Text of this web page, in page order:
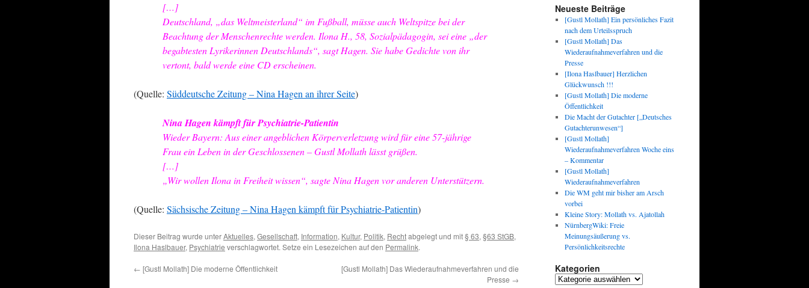
[…]
Deutschland, „das Weltmeisterland“ im Fußball, müsse auch Weltspitze bei der
Beachtung der Menschenrechte werden. Ilona H., 58, Sozialpädagogin, sei eine „der
begabtesten Lyrikerinnen Deutschlands“, sagt Hagen. Sie habe Gedichte von ihr
vertont, bald werde eine CD erscheinen.
(Quelle: Süddeutsche Zeitung – Nina Hagen an ihrer Seite)
Nina Hagen kämpft für Psychiatrie-Patientin
Wieder Bayern: Aus einer angeblichen Körperverletzung wird für eine 57-jährige
Frau ein Leben in der Geschlossenen – Gustl Mollath lässt grüßen.
[…]
„Wir wollen Ilona in Freiheit wissen“, sagte Nina Hagen vor anderen Unterstützern.
(Quelle: Sächsische Zeitung – Nina Hagen kämpft für Psychiatrie-Patientin)
Dieser Beitrag wurde unterAktuelles, Gesellschaft, Information, Kultur, Politik, Rechtabgelegt und mit§ 63, §63 StGB,
Ilona Haslbauer, Psychiatrie verschlagwortet. Setze ein Lesezeichen auf den Permalink.
← [Gustl Mollath] Die moderne Öffentlichkeit
[Gustl Mollath] Das Wiederaufnahmeverfahren und die
Presse →
Neueste Beiträge
[Gustl Mollath] Ein persönliches Fazit
nach dem Urteilsspruch
[Gustl Mollath] Das
Wiederaufnahmeverfahren und die
Presse
[Ilona Haslbauer] Herzlichen
Glückwunsch !!!
[Gustl Mollath] Die moderne
Öffentlichkeit
Die Macht der Gutachter [„Deutsches
Gutachterunwesen“]
[Gustl Mollath]
Wiederaufnahmeverfahren Woche eins
– Kommentar
[Gustl Mollath]
Wiederaufnahmeverfahren
Die WM geht mir bisher am Arsch
vorbei
Kleine Story: Mollath vs. Ajatollah
NürnbergWiki: Freie
Meinungsäußerung vs.
Persönlichkeitsrechte
Kategorien